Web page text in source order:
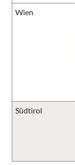
Wien
Südtirol